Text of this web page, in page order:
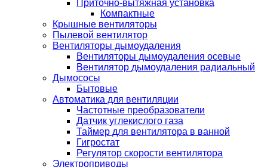
Приточно-вытяжная установка
Компактные
Крышные вентиляторы
Пылевой вентилятор
Вентиляторы дымоудаления
Вентиляторы дымоудаления осевые
Вентилятор дымоудаления радиальный
Дымососы
Бытовые
Автоматика для вентиляции
Частотные преобразователи
Датчик углекислого газа
Таймер для вентилятора в ванной
Гигростат
Регулятор скорости вентилятора
Электроприводы